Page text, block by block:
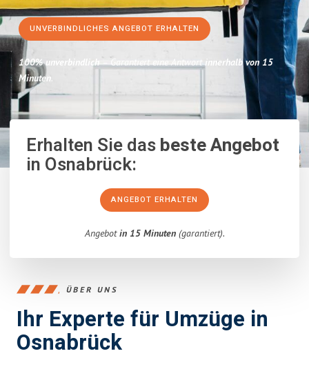
UNVERBINDLICHES ANGEBOT ERHALTEN
100% unverbindlich– Garantiert eine Antwortinnerhalb von 15
Minuten.
Erhalten Sie dasbeste Angebot
in Osnabrück:
ANGEBOT ERHALTEN
Angebotin 15 Minuten(garantiert).
ÜBER UNS
Ihr Experte für Umzüge in
Osnabrück